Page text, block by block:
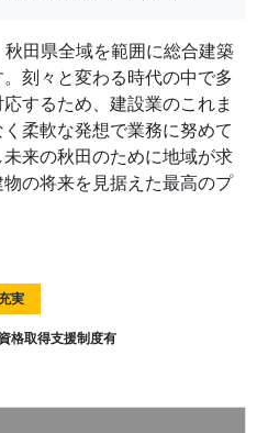
田県全域を範囲に総合建築
刻々と変わる時代の中で多
するため、建設業のこれま
柔軟な発想で業務に努めて
来の秋田のために地域が求
の将来を見据えた最高のプ
実
格取得支援制度有